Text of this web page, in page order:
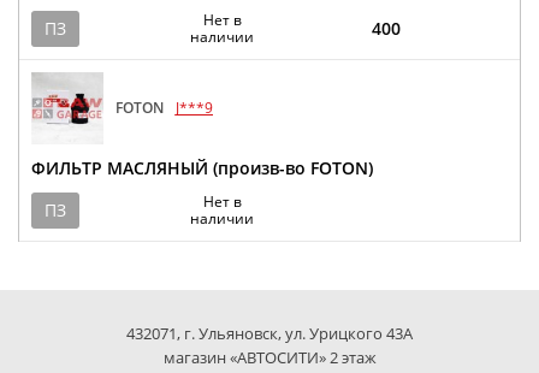
ПЗ
Нет в
наличии
400
FOTON J***9
ФИЛЬТР МАСЛЯНЫЙ (произв-во FOTON)
ПЗ
Нет в
наличии
432071, г. Ульяновск, ул. Урицкого 43А
магазин «АВТОСИТИ» 2 этаж